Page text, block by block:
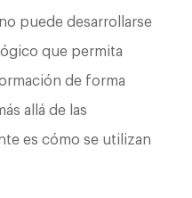
puede desarrollarse
que permita
de forma
allá de las
es cómo se utilizan